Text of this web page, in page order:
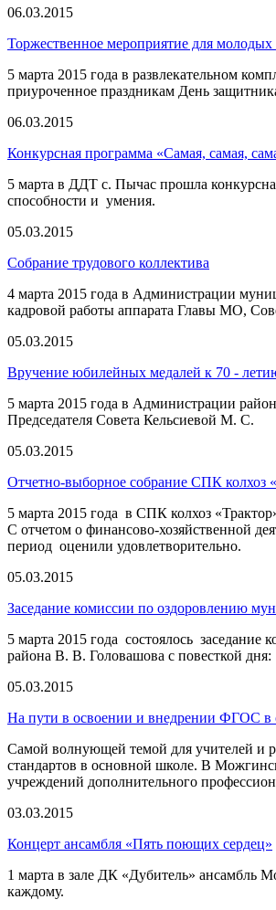
06.03.2015
Торжественное мероприятие для молодых
5 марта 2015 года в развлекательном
приуроченное праздникам День
06.03.2015
Конкурсная программа «Самая, самая,
5 марта в ДДТ с. Пычас прошла
способности и умения.
05.03.2015
Собрание трудового коллектива
4 марта 2015 года в Администрации
кадровой работы аппарата Главы МО,
05.03.2015
Вручение юбилейных медалей к 70 -
5 марта 2015 года в Администрации
Председателя Совета Кельсиевой М. С.
05.03.2015
Отчетно-выборное собрание СПК колхоз
5 марта 2015 года в СПК колхоз
С отчетом о финансово-хозяйственной
период оценили удовлетворительно.
05.03.2015
Заседание комиссии по оздоровлению
5 марта 2015 года состоялось
района В. В. Головашова с повесткой дня:
05.03.2015
На пути в освоении и внедрении ФГОС в
Самой волнующей темой для учителей и
стандартов в основной школе. В
учреждений дополнительного
03.03.2015
Концерт ансамбля «Пять поющих сердец»
1 марта в зале ДК «Дубитель» ансамбль
каждому.